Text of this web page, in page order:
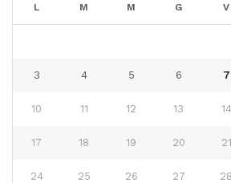
L M M G V
3 4 5 6 7
10 11 12 13 14
17 18 19 20 21
24 25 26 27 28